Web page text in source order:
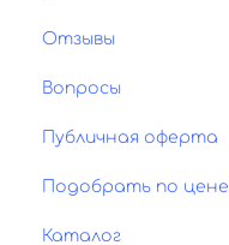
Отзывы
Вопросы
Публичная оферта
Подобрать по цене
Каталог